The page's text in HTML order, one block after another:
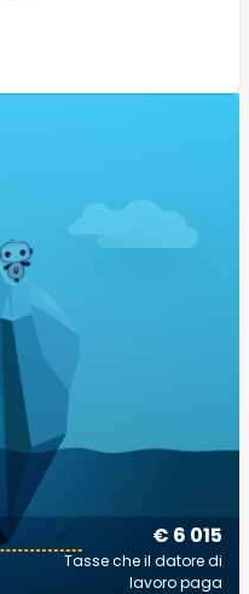
€ 6 015
Tasse che il datore di
lavoro paga